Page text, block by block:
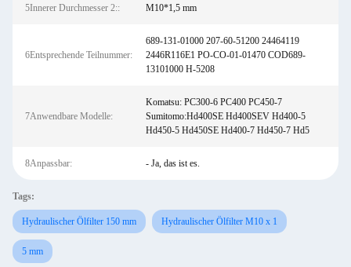
5Innerer Durchmesser 2:: M10*1,5 mm
6Entsprechende Teilnummer:
689-131-01000 207-60-51200 24464119
2446R116E1 PO-CO-01-01470 COD689-
13101000 H-5208
7Anwendbare Modelle:
Komatsu: PC300-6 PC400 PC450-7
Sumitomo:Hd400SE Hd400SEV Hd400-5
Hd450-5 Hd450SE Hd400-7 Hd450-7 Hd5
8Anpassbar: - Ja, das ist es.
Tags:
Hydraulischer Ölfilter 150 mm Hydraulischer Ölfilter M10 x 1
5 mm